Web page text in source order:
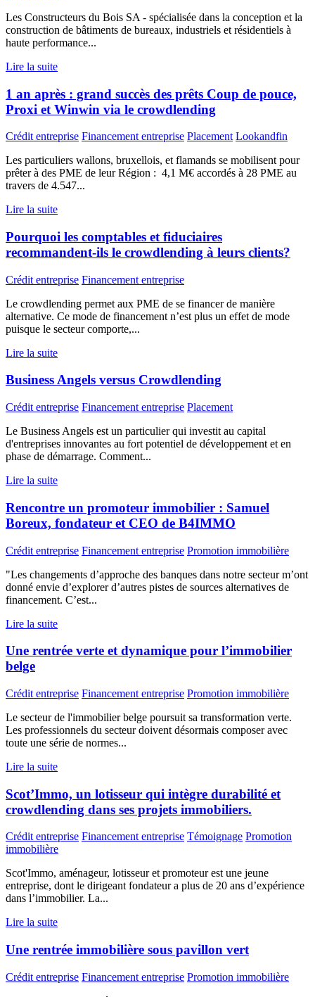
Les Constructeurs du Bois SA - spécialisée dans la conception et la
construction de bâtiments de bureaux, industriels et résidentiels à
haute performance...
Lire la suite
1 an après : grand succès des prêts Coup de pouce,
Proxi et Winwin via le crowdlending
Crédit entreprise Financement entreprise Placement Lookandfin
Les particuliers wallons, bruxellois, et flamands se mobilisent pour
prêter à des PME de leur Région : 4,1 M€ accordés à 28 PME au
travers de 4.547...
Lire la suite
Pourquoi les comptables et fiduciaires
recommandent-ils le crowdlending à leurs clients?
Crédit entreprise Financement entreprise
Le crowdlending permet aux PME de se financer de manière
alternative. Ce mode de financement n’est plus un effet de mode
puisque le secteur comporte,...
Lire la suite
Business Angels versus Crowdlending
Crédit entreprise Financement entreprise Placement
Le Business Angels est un particulier qui investit au capital
d'entreprises innovantes au fort potentiel de développement et en
phase de démarrage. Comment...
Lire la suite
Rencontre un promoteur immobilier : Samuel
Boreux, fondateur et CEO de B4IMMO
Crédit entreprise Financement entreprise Promotion immobilière
"Les changements d’approche des banques dans notre secteur m’ont
donné envie d’explorer d’autres pistes de sources alternatives de
financement. C’est...
Lire la suite
Une rentrée verte et dynamique pour l’immobilier
belge
Crédit entreprise Financement entreprise Promotion immobilière
Le secteur de l'immobilier belge poursuit sa transformation verte.
Les professionnels du secteur doivent désormais composer avec
toute une série de normes...
Lire la suite
Scot’Immo, un lotisseur qui intègre durabilité et
crowdlending dans ses projets immobiliers.
Crédit entreprise Financement entreprise Témoignage Promotion
immobilière
Scot'Immo, aménageur, lotisseur et promoteur est une jeune
entreprise, dont le dirigeant fondateur a plus de 20 ans d’expérience
dans l’immobilier. La...
Lire la suite
Une rentrée immobilière sous pavillon vert
Crédit entreprise Financement entreprise Promotion immobilière